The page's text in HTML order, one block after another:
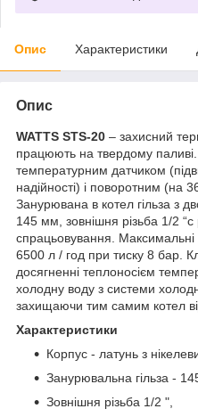
Опис Характеристики
Опис
WATTS STS-20 – захисний
працюють на твердому
температурним датчиком
надійності) і поворотним (на
Занурювана в котел гільза з
145 мм, зовнішня різьба 1/2
спрацьовування. Максимальні
6500 л / год при тиску 8 бар.
досягненні теплоносієм
холодну воду з системи
захищаючи тим самим котел
Характеристики
Корпус - латунь з
Занурювальна гільза -
Зовнішня різьба 1/2 ",